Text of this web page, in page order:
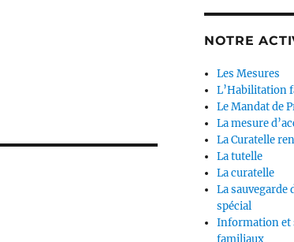
NOTRE
Les Mesures
L’Habilitation
Le Mandat de
La mesure
La Curatelle
La tutelle
La curatelle
La sauvegarde
spécial
Information et
familiaux